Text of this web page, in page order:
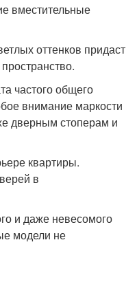
вместительные
оттенков придаст
частого общего
внимание маркости
дверным стоперам и
и даже невесомого
модели не